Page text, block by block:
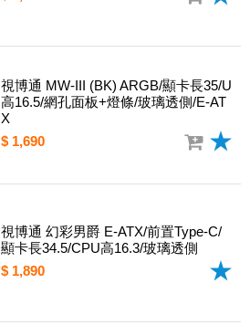
視博通 MW-III (BK) ARGB/顯卡長35/U
高16.5/網孔面板+燈條/玻璃透側/E-AT
X
$ 1,690
視博通 幻彩男爵 E-ATX/前置Type-C/
顯卡長34.5/CPU高16.3/玻璃透側
$ 1,890